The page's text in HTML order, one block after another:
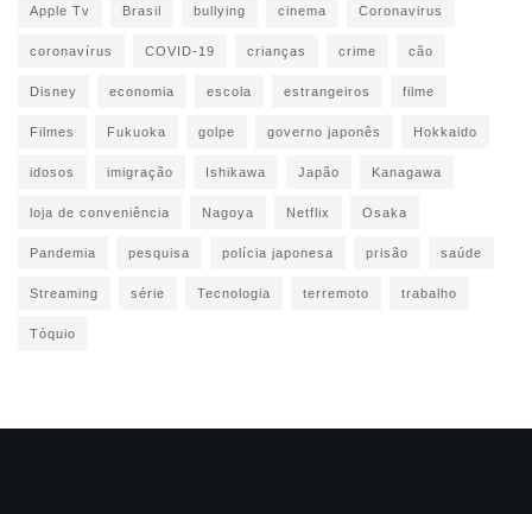
Apple Tv Brasil bullying cinema Coronavirus
coronavírus COVID-19 crianças crime cão
Disney economia escola estrangeiros filme
Filmes Fukuoka golpe governo japonês Hokkaido
idosos imigração Ishikawa Japão Kanagawa
loja de conveniência Nagoya Netflix Osaka
Pandemia pesquisa polícia japonesa prisão saúde
Streaming série Tecnologia terremoto trabalho
Tóquio